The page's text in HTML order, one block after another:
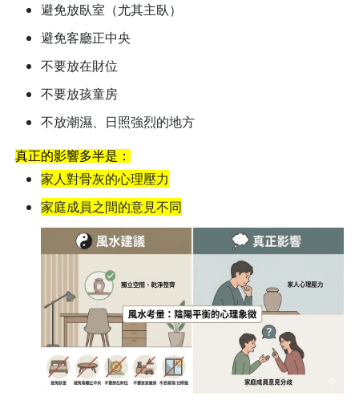
避免放臥室（尤其主臥）
避免客廳正中央
不要放在財位
不要放孩童房
不放潮濕、日照強烈的地方
真正的影響多半是：
家人對骨灰的心理壓力
家庭成員之間的意見不同